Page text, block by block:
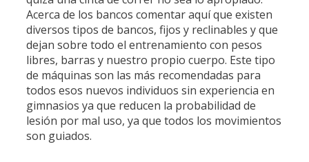
Acerca de los bancos comentar aquí que existen
diversos tipos de bancos, fijos y reclinables y que
dejan sobre todo el entrenamiento con pesos
libres, barras y nuestro propio cuerpo. Este tipo
de máquinas son las más recomendadas para
todos esos nuevos individuos sin experiencia en
gimnasios ya que reducen la probabilidad de
lesión por mal uso, ya que todos los movimientos
son guiados.